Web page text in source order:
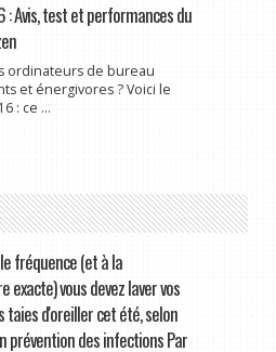
: Avis, test et performances du
ordinateurs de bureau
et énergivores ? Voici le
: ce ...
fréquence (et à la
exacte) vous devez laver vos
taies d'oreiller cet été, selon
prévention des infections Par